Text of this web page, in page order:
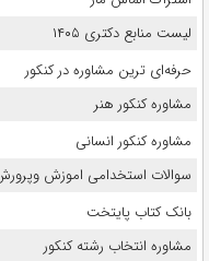
لیست منابع دکتری ۱۴۰۵
حرفه‌ای ترین مشاوره در کنکور
مشاوره کنکور هنر
مشاوره کنکور انسانی
سوالات استخدامی اموزش
بانک کتاب پایتخت
مشاوره انتخاب رشته کنکور